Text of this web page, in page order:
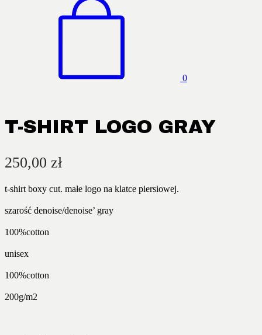
0
T-SHIRT LOGO GRAY
250,00 zł
t-shirt boxy cut. małe logo na klatce piersiowej.
szarość denoise/denoise’ gray
100%cotton
unisex
100%cotton
200g/m2